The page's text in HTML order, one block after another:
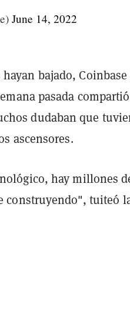
June 14, 2022
bajado,
pasada
dudaban que
ascensores.
hay millones
construyendo", tuiteó